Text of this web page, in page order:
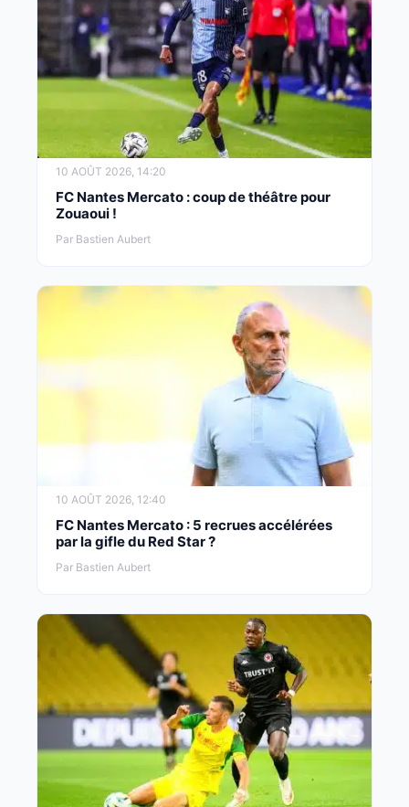
10 AOÛT 2026, 14:20
FC Nantes Mercato : coup de théâtre pour
Zouaoui !
Par Bastien Aubert
10 AOÛT 2026, 12:40
FC Nantes Mercato : 5 recrues accélérées
par la gifle du Red Star ?
Par Bastien Aubert